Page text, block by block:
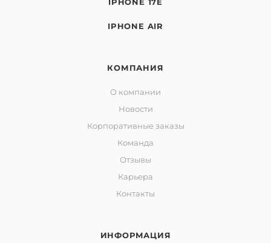
IPHONE 17E
IPHONE AIR
КОМПАНИЯ
О компании
Новости
Корпоративные заказы
Команда
Отзывы
Карьера
Контакты
ИНФОРМАЦИЯ